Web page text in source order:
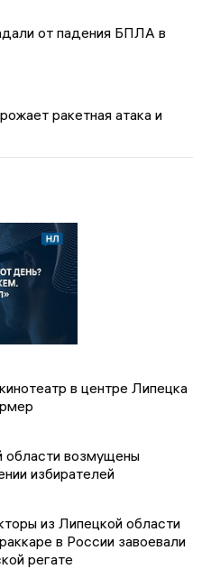
от падения БПЛА в
ракетная атака и
в центре Липецка
области возмущены
избирателей
из Липецкой области
в России завоевали
регате